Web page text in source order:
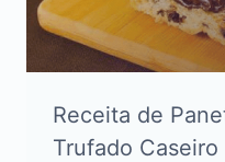
Receita de
Trufado Caseiro